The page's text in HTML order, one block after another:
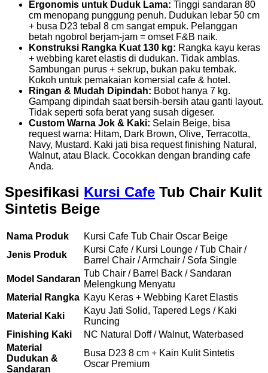
Ergonomis untuk Duduk Lama: Tinggi sandaran 80
cm menopang punggung penuh. Dudukan lebar 50 cm
+ busa D23 tebal 8 cm sangat empuk. Pelanggan
betah ngobrol berjam-jam = omset F&B naik.
Konstruksi Rangka Kuat 130 kg: Rangka kayu keras
+ webbing karet elastis di dudukan. Tidak amblas.
Sambungan purus + sekrup, bukan paku tembak.
Kokoh untuk pemakaian komersial cafe & hotel.
Ringan & Mudah Dipindah: Bobot hanya 7 kg.
Gampang dipindah saat bersih-bersih atau ganti layout.
Tidak seperti sofa berat yang susah digeser.
Custom Warna Jok & Kaki: Selain Beige, bisa
request warna: Hitam, Dark Brown, Olive, Terracotta,
Navy, Mustard. Kaki jati bisa request finishing Natural,
Walnut, atau Black. Cocokkan dengan branding cafe
Anda.
Spesifikasi Kursi Cafe Tub Chair Kulit
Sintetis Beige
Nama Produk
Kursi Cafe Tub Chair Oscar Beige
Jenis Produk
Kursi Cafe / Kursi Lounge / Tub Chair /
Barrel Chair / Armchair / Sofa Single
Model Sandaran
Tub Chair / Barrel Back / Sandaran
Melengkung Menyatu
Material Rangka Kayu Keras + Webbing Karet Elastis
Material Kaki
Kayu Jati Solid, Tapered Legs / Kaki
Runcing
Finishing Kaki
NC Natural Doff / Walnut, Waterbased
Material
Dudukan &
Sandaran
Busa D23 8 cm + Kain Kulit Sintetis
Oscar Premium